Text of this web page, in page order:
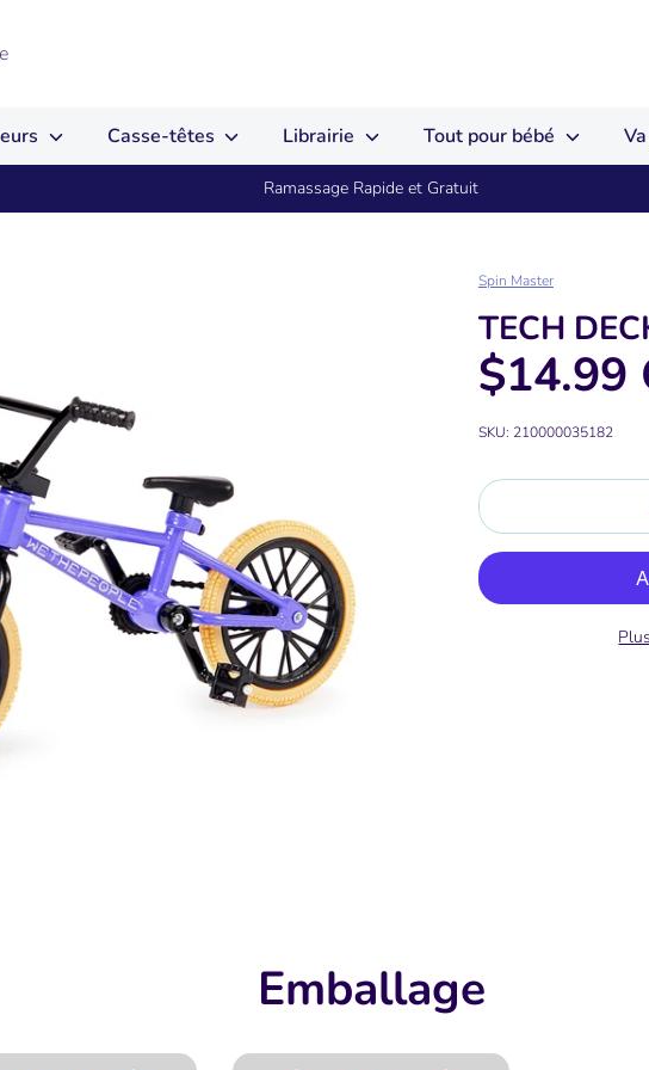
Casse-têtes Librairie Tout pour bébé
Ramassage Rapide et Gratuit
Spin Master
TECH
$14.99
SKU: 210000035182
Emballage